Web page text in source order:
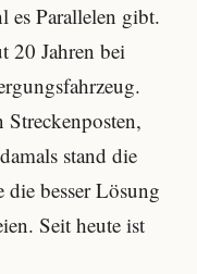
es Parallelen gibt.
20 Jahren bei
stand die
besser Lösung
Seit heute ist